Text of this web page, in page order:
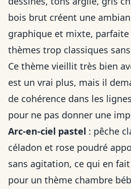
bois brut créent une
graphique et mixte,
thèmes trop classiques
Ce thème vieillit très bien
est un vrai plus, mais il
de cohérence dans les
pour ne pas donner une
Arc-en-ciel pastel : pêche
céladon et rose poudré
sans agitation, ce qui en
pour un thème chambre